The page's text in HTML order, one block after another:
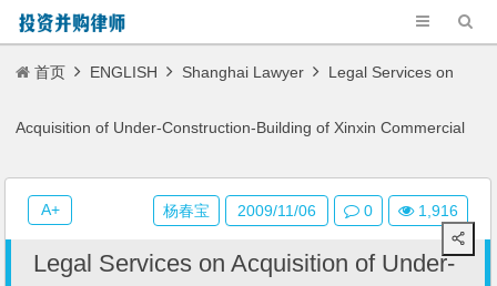
首页 ENGLISH Shanghai Lawyer Legal Services on
Acquisition of Under-Construction-Building of Xinxin Commercial
Building
Legal Services on Acquisition of Under-
杨春宝 2009/11/06 0 1,916
A+